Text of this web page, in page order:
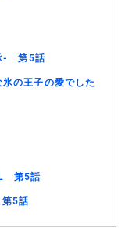
- 第5話
氷の王子の愛でした
第5話
5話